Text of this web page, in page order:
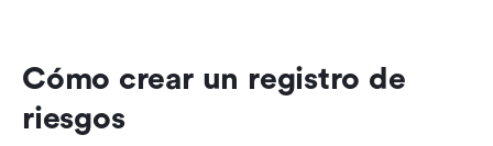
Cómo crear un registro de
riesgos